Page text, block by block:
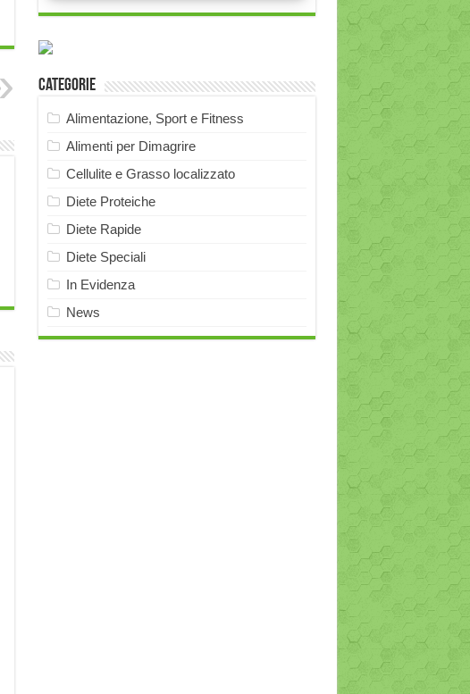
Categorie
Alimentazione, Sport e Fitness
Alimenti per Dimagrire
Cellulite e Grasso localizzato
Diete Proteiche
Diete Rapide
Diete Speciali
In Evidenza
News